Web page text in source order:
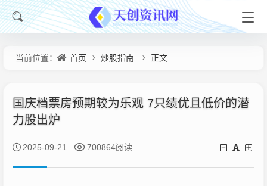
当前位置： 首页 炒股指南 正文
国庆档票房预期较为乐观 7只绩优且低价的潜
力股出炉
2025-09-21 700864阅读